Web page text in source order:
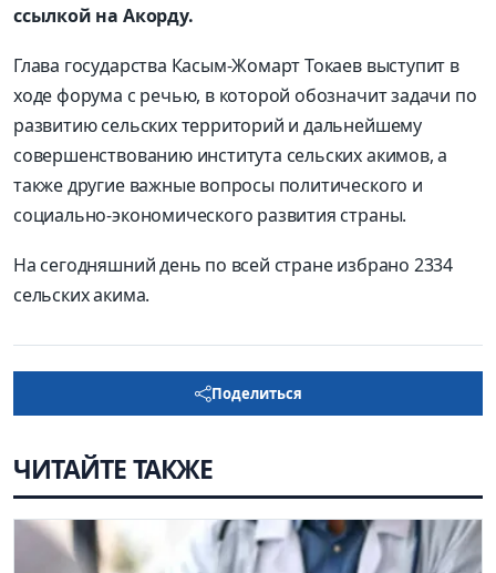
ссылкой на Акорду.
Глава государства Касым-Жомарт Токаев выступит в
ходе форума с речью, в которой обозначит задачи по
развитию сельских территорий и дальнейшему
совершенствованию института сельских акимов, а
также другие важные вопросы политического и
социально-экономического развития страны.
На сегодняшний день по всей стране избрано 2334
сельских акима.
Поделиться
ЧИТАЙТЕ ТАКЖЕ